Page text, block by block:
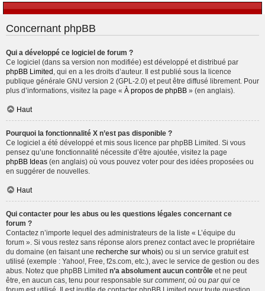
Concernant phpBB
Qui a développé ce logiciel de forum ?
Ce logiciel (dans sa version non modifiée) est développé et distribué par
phpBB Limited , qui en a les droits d’auteur. Il est publié sous la licence
publique générale GNU version 2 (GPL-2.0) et peut être diffusé librement. Pour
plus d’informations, visitez la page « À propos de phpBB » (en anglais).
Haut
Pourquoi la fonctionnalité X n’est pas disponible ?
Ce logiciel a été développé et mis sous licence par phpBB Limited. Si vous
pensez qu’une fonctionnalité nécessite d’être ajoutée, visitez la page
phpBB Ideas (en anglais) où vous pouvez voter pour des idées proposées ou
en suggérer de nouvelles.
Haut
Qui contacter pour les abus ou les questions légales concernant ce
forum ?
Contactez n’importe lequel des administrateurs de la liste « L’équipe du
forum ». Si vous restez sans réponse alors prenez contact avec le propriétaire
du domaine (en faisant une recherche sur whois) ou si un service gratuit est
utilisé (exemple : Yahoo!, Free, f2s.com, etc.), avec le service de gestion ou des
abus. Notez que phpBB Limited n’a absolument aucun contrôle et ne peut
être, en aucun cas, tenu pour responsable sur comment, où ou par qui ce